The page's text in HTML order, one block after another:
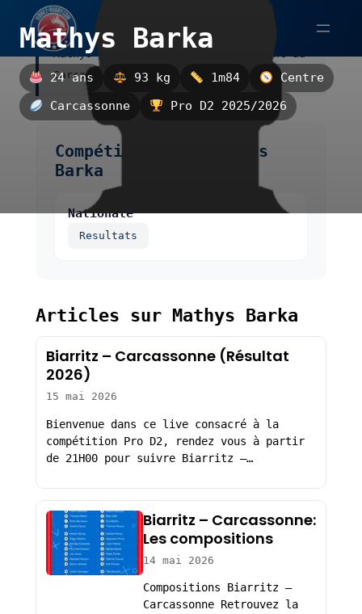
Aller
contenu
Mathys Barka
24 ans 93 kg 1m84
Centre
Carcassonne
Pro D2 2025/2026
Mathys Barka est un centre, évoluant au
Carcassonne.
Compétitions de Mathys
Barka
Nationale
Resultats
Articles sur Mathys Barka
Biarritz – Carcassonne (Résultat
2026)
15 mai 2026
Bienvenue dans ce live consacré à la
compétition Pro D2, rendez vous à partir
de 21H00 pour suivre Biarritz –…
Biarritz – Carcassonne:
Les compositions
14 mai 2026
Compositions Biarritz –
Carcassonne Retrouvez la